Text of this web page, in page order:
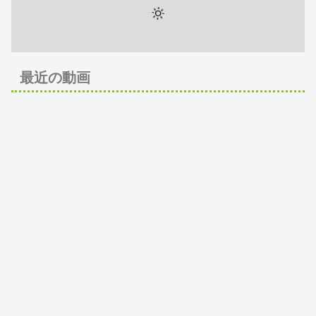
最近の動画